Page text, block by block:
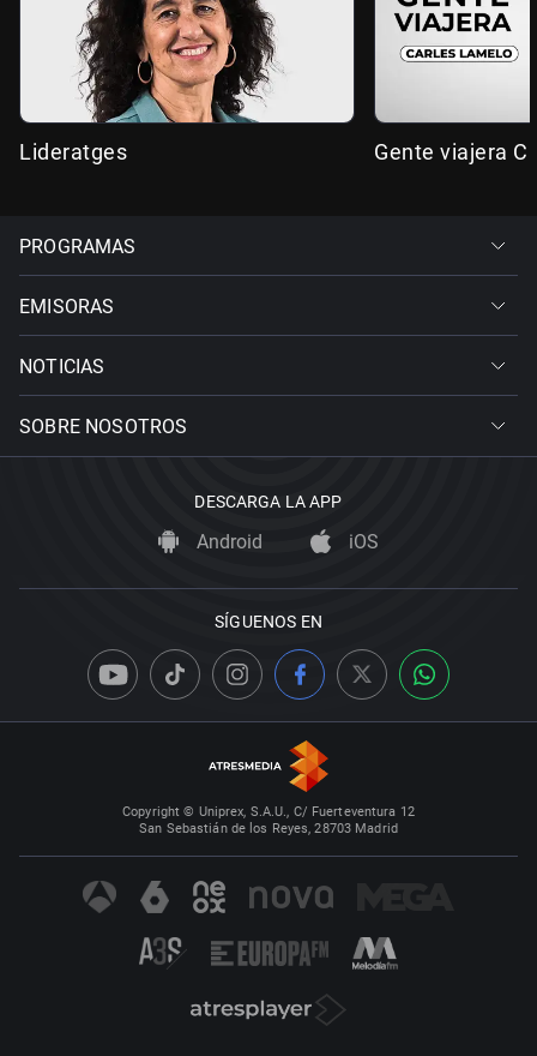
Lideratges Gente viajera
PROGRAMAS
EMISORAS
NOTICIAS
SOBRE NOSOTROS
DESCARGA LA APP
Android iOS
SÍGUENOS EN
Copyright © Uniprex, S.A.U., C/ Fuerteventura 12
San Sebastián de los Reyes, 28703 Madrid